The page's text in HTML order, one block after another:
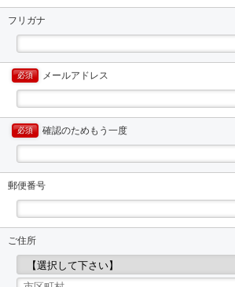
フリガナ
必須 メールアドレス
必須 確認のためもう一度
郵便番号
ご住所